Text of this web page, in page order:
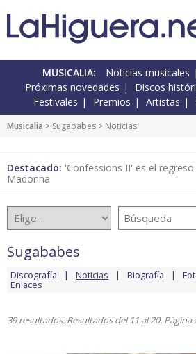
MUSICALIA: Noticias musicales
Próximas novedades
Discos
Festivales
Premios Artistas
Musicalia > Sugababes > Noticias
Destacado: 'Confessions II' es el
Madonna
Sugababes
Discografía Noticias Biografía
Enlaces
39 resultados. Resultados del 11 al 20. Página